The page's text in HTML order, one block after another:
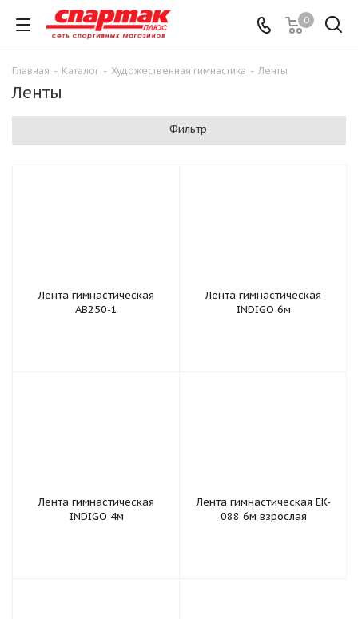
0
Главная - Каталог - Художественная гимнастика - Ленты
Ленты
Фильтр
Лента гимнастическая
AВ250-1
Лента гимнастическая
INDIGO 6м
Лента гимнастическая
INDIGO 4м
Лента гимнастическая EK-
088 6м взрослая